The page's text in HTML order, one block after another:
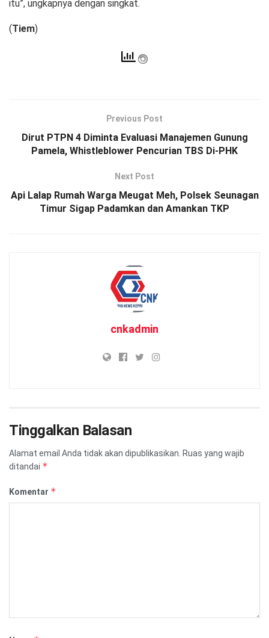
itu”, ungkapnya dengan singkat.
(Tiem)
Previous Post
Dirut PTPN 4 Diminta Evaluasi Manajemen Gunung
Pamela, Whistleblower Pencurian TBS Di-PHK
Next Post
Api Lalap Rumah Warga Meugat Meh, Polsek Seunagan
Timur Sigap Padamkan dan Amankan TKP
cnkadmin
Tinggalkan Balasan
Alamat email Anda tidak akan dipublikasikan. Ruas yang wajib
ditandai *
Komentar *